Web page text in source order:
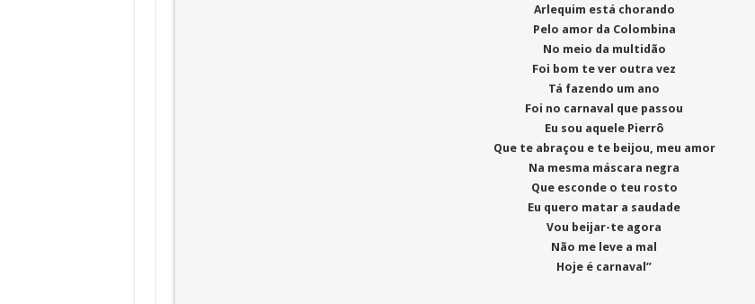
Arlequim está chorando
Pelo amor da Colombina
No meio da multidão
Foi bom te ver outra vez
Tá fazendo um ano
Foi no carnaval que passou
Eu sou aquele Pierrô
Que te abraçou e te beijou, meu amor
Na mesma máscara negra
Que esconde o teu rosto
Eu quero matar a saudade
Vou beijar-te agora
Não me leve a mal
Hoje é carnaval”